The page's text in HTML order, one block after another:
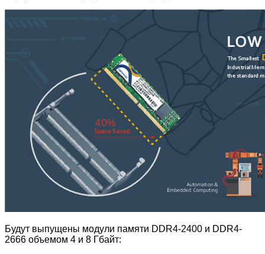
Будут выпущены модули памяти DDR4-2400 и DDR4-
2666 объемом 4 и 8 Гбайт: